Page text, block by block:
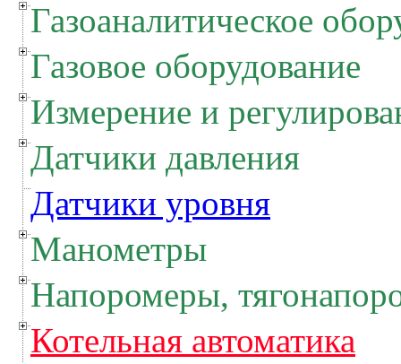
Газоаналитическое
Газовое оборудование
Измерение и
Датчики давления
Датчики уровня
Манометры
Напоромеры,
Котельная автоматика